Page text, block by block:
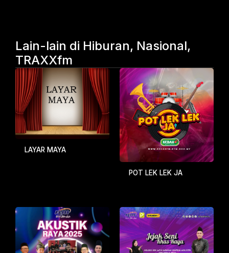
Lain-lain di Hiburan, Nasional,
TRAXXfm
LAYAR MAYA
POT LEK LEK JA